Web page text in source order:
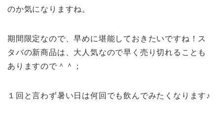
のか気になりますね。
期間限定なので、早めに堪能しておきたいですね！ス
タバの新商品は、大人気なので早く売り切れることも
ありますので＾＾；
１回と言わず暑い日は何回でも飲んでみたくなります♪